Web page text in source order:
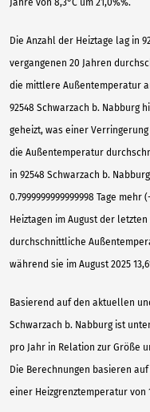
Jahre von 8,3°C um 21,0%%.
Die Anzahl der Heiztage lag in
vergangenen 20 Jahren
die mittlere Außentemperatur
92548 Schwarzach b. Nabburg
geheizt, was einer
die Außentemperatur
in 92548 Schwarzach b.
0.7999999999999998 Tage
Heiztagen im August der
durchschnittliche
während sie im August 2025
Basierend auf den aktuellen
Schwarzach b. Nabburg ist
pro Jahr in Relation zur Größe
Die Berechnungen basieren
einer Heizgrenztemperatur von